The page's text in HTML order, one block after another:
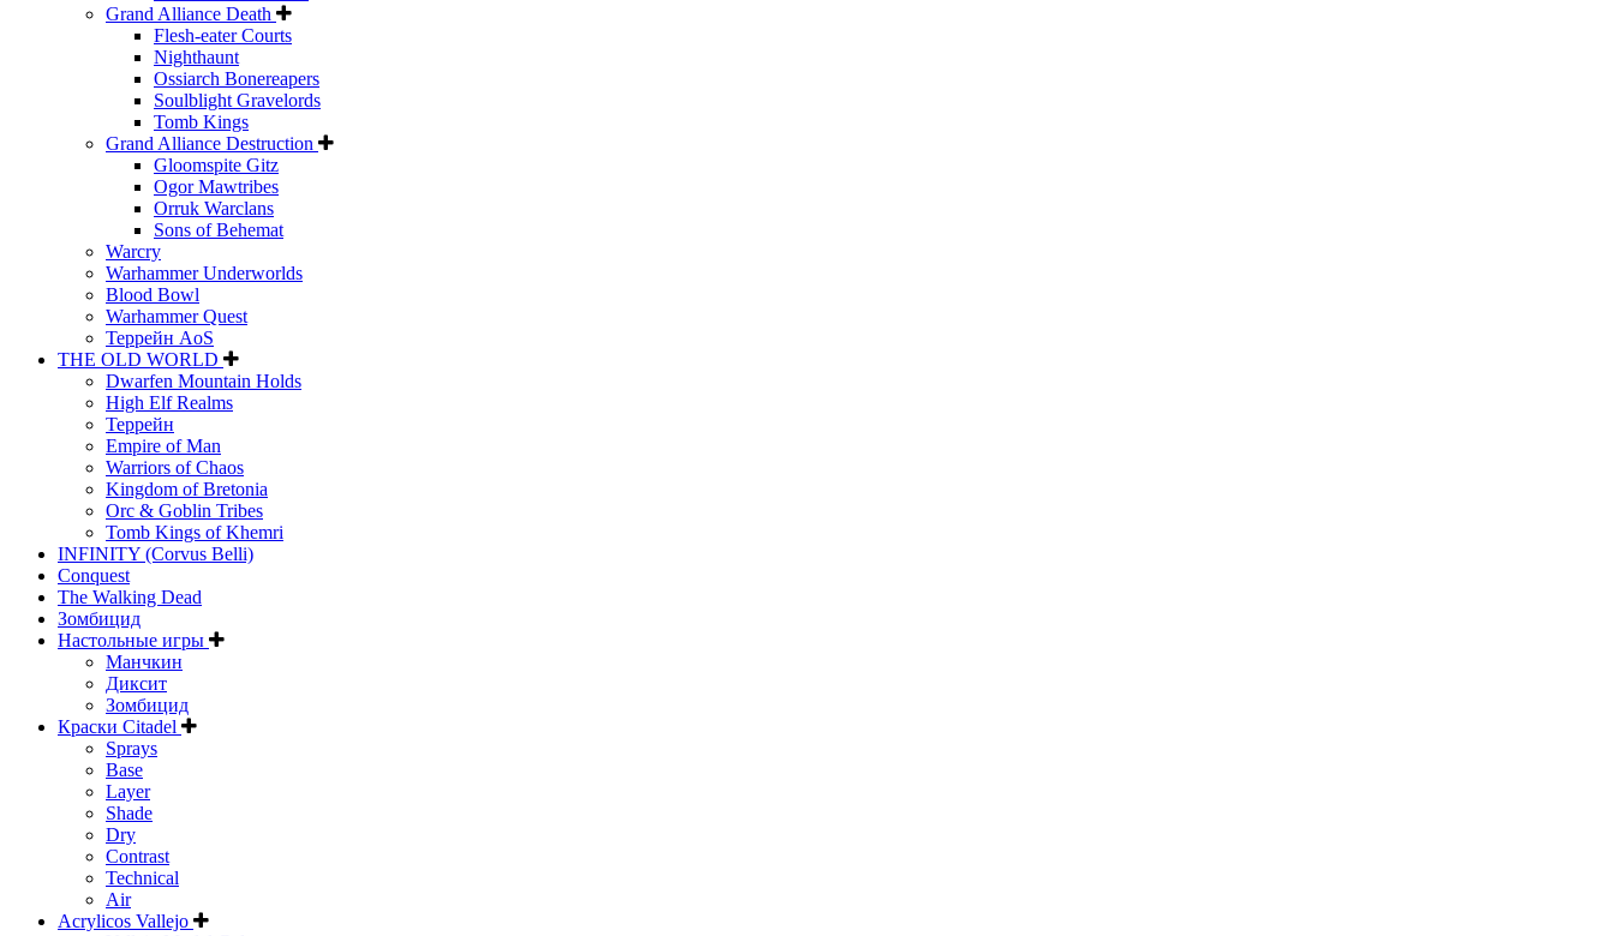
Grand Alliance Death
Flesh-eater Courts
Nighthaunt
Ossiarch Bonereapers
Soulblight Gravelords
Tomb Kings
Grand Alliance Destruction
Gloomspite Gitz
Ogor Mawtribes
Orruk Warclans
Sons of Behemat
Warcry
Warhammer Underworlds
Blood Bowl
Warhammer Quest
Террейн AoS
THE OLD WORLD
Dwarfen Mountain Holds
High Elf Realms
Террейн
Empire of Man
Warriors of Chaos
Kingdom of Bretonia
Orc & Goblin Tribes
Tomb Kings of Khemri
INFINITY (Corvus Belli)
Conquest
The Walking Dead
Зомбицид
Настольные игры
Манчкин
Диксит
Зомбицид
Краски Citadel
Sprays
Base
Layer
Shade
Dry
Contrast
Technical
Air
Acrylicos Vallejo